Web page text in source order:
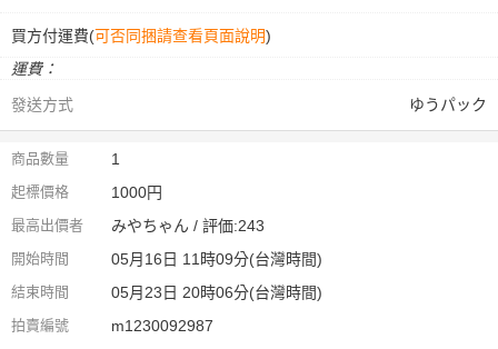
買方付運費(可否同捆請查看頁面說明)
運費：
發送方式
ゆうパック
商品數量 1
起標價格 1000円
最高出價者 みやちゃん / 評価:243
開始時間 05月16日 11時09分(台灣時間)
結束時間 05月23日 20時06分(台灣時間)
拍賣編號 m1230092987